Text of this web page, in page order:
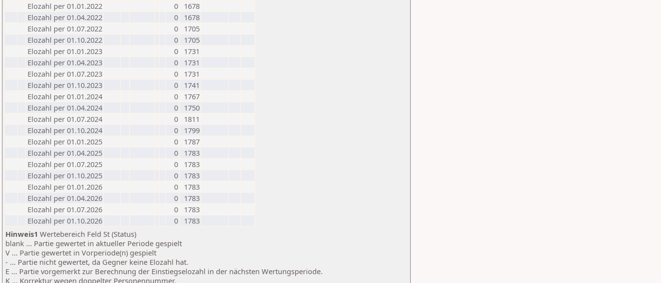
Elozahl per 01.01.2022
0
1678
Elozahl per 01.04.2022
0
1678
Elozahl per 01.07.2022
0
1705
Elozahl per 01.10.2022
0
1705
Elozahl per 01.01.2023
0
1731
Elozahl per 01.04.2023
0
1731
Elozahl per 01.07.2023
0
1731
Elozahl per 01.10.2023
0
1741
Elozahl per 01.01.2024
0
1767
Elozahl per 01.04.2024
0
1750
Elozahl per 01.07.2024
0
1811
Elozahl per 01.10.2024
0
1799
Elozahl per 01.01.2025
0
1787
Elozahl per 01.04.2025
0
1783
Elozahl per 01.07.2025
0
1783
Elozahl per 01.10.2025
0
1783
Elozahl per 01.01.2026
0
1783
Elozahl per 01.04.2026
0
1783
Elozahl per 01.07.2026
0
1783
Elozahl per 01.10.2026
0
1783
Hinweis1 Wertebereich Feld St (Status)
blank ... Partie gewertet in aktueller Periode gespielt
V ... Partie gewertet in Vorperiode(n) gespielt
- ... Partie nicht gewertet, da Gegner keine Elozahl hat.
E ... Partie vorgemerkt zur Berechnung der Einstiegselozahl in der nächsten Wertungsperiode.
K ... Korrektur wegen doppelter Personennummer.